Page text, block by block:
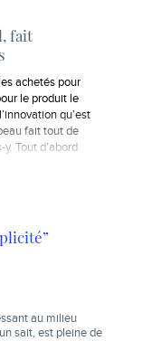
fait
achetés pour
le produit le
qu’est
fait tout de
Tout d’abord
au milieu
sait, est pleine de